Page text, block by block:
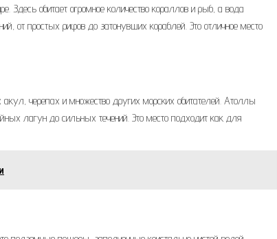
обитает огромное количество кораллов и рыб, а вода
от простых рифов до затонувших кораблей. Это отличное место
черепах и множество других морских обитателей. Атоллы
лагун до сильных течений. Это место подходит как для